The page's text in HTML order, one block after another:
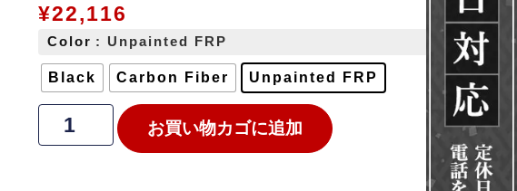
¥22,116
Color : Unpainted FRP
Black Carbon Fiber Unpainted FRP
お買い物カゴに追加